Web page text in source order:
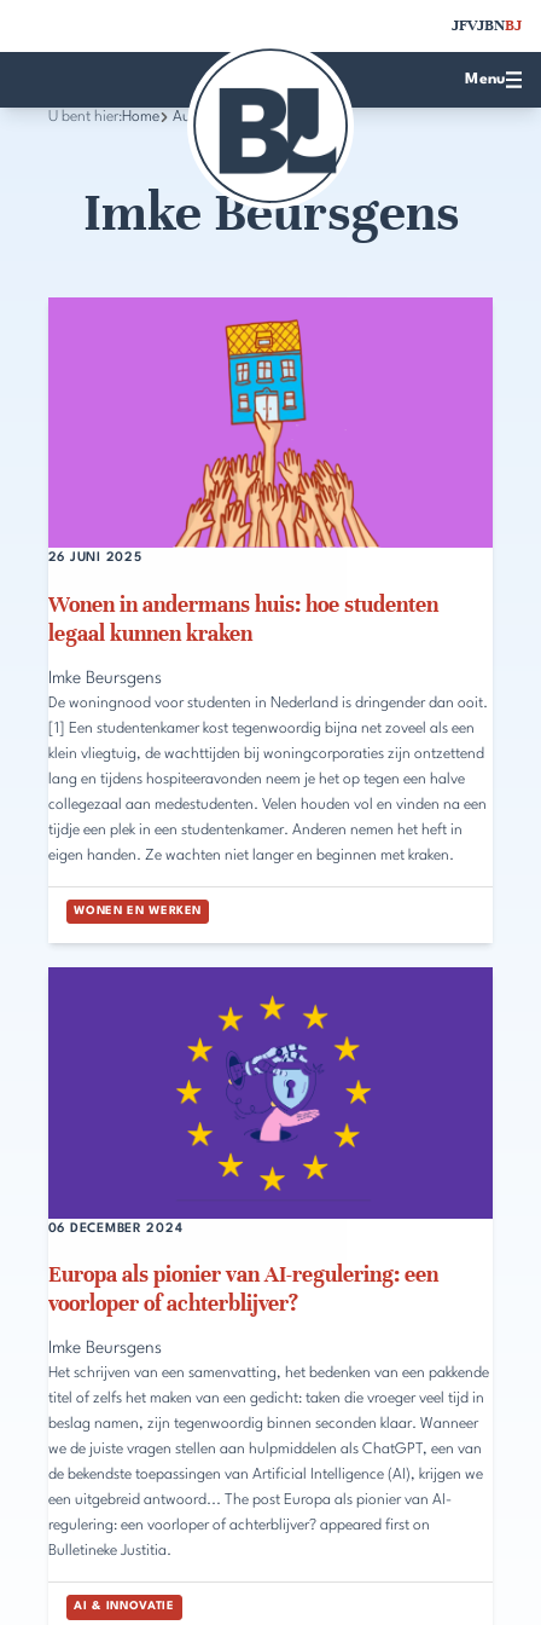
JFVJBNBJ
Menu
U bent hier:Home Auteurs
Imke Beursgens
Wonen in andermans huis: hoe studenten
legaal kunnen kraken
26 JUNI 2025
Imke Beursgens
De woningnood voor studenten in Nederland is dringender dan ooit.
[1] Een studentenkamer kost tegenwoordig bijna net zoveel als een
klein vliegtuig, de wachttijden bij woningcorporaties zijn ontzettend
lang en tijdens hospiteeravonden neem je het op tegen een halve
collegezaal aan medestudenten. Velen houden vol en vinden na een
tijdje een plek in een studentenkamer. Anderen nemen het heft in
eigen handen. Ze wachten niet langer en beginnen met kraken.
WONEN EN WERKEN
Europa als pionier van AI-regulering: een
voorloper of achterblijver?
06 DECEMBER 2024
Imke Beursgens
Het schrijven van een samenvatting, het bedenken van een pakkende
titel of zelfs het maken van een gedicht: taken die vroeger veel tijd in
beslag namen, zijn tegenwoordig binnen seconden klaar. Wanneer
we de juiste vragen stellen aan hulpmiddelen als ChatGPT, een van
de bekendste toepassingen van Artificial Intelligence (AI), krijgen we
een uitgebreid antwoord... The post Europa als pionier van AI-
regulering: een voorloper of achterblijver? appeared first on
Bulletineke Justitia.
AI & INNOVATIE